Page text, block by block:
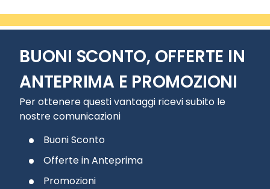
BUONI SCONTO, OFFERTE IN
ANTEPRIMA E PROMOZIONI
Per ottenere questi vantaggi ricevi subito le
nostre comunicazioni
Buoni Sconto
Offerte in Anteprima
Promozioni